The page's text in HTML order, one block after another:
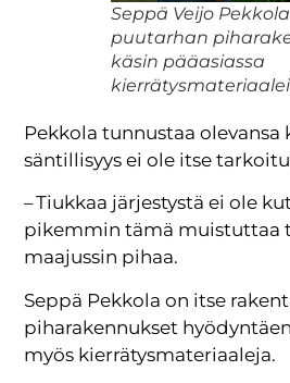
Seppä Veijo
puutarhan
käsin pääasiassa
Pekkola tunnustaa olevansa
säntillisyys ei ole itse
– Tiukkaa järjestystä ei ole
pikemmin tämä muistuttaa
maajussin pihaa.
Seppä Pekkola on itse
piharakennukset
myös kierrätysmateriaaleja.